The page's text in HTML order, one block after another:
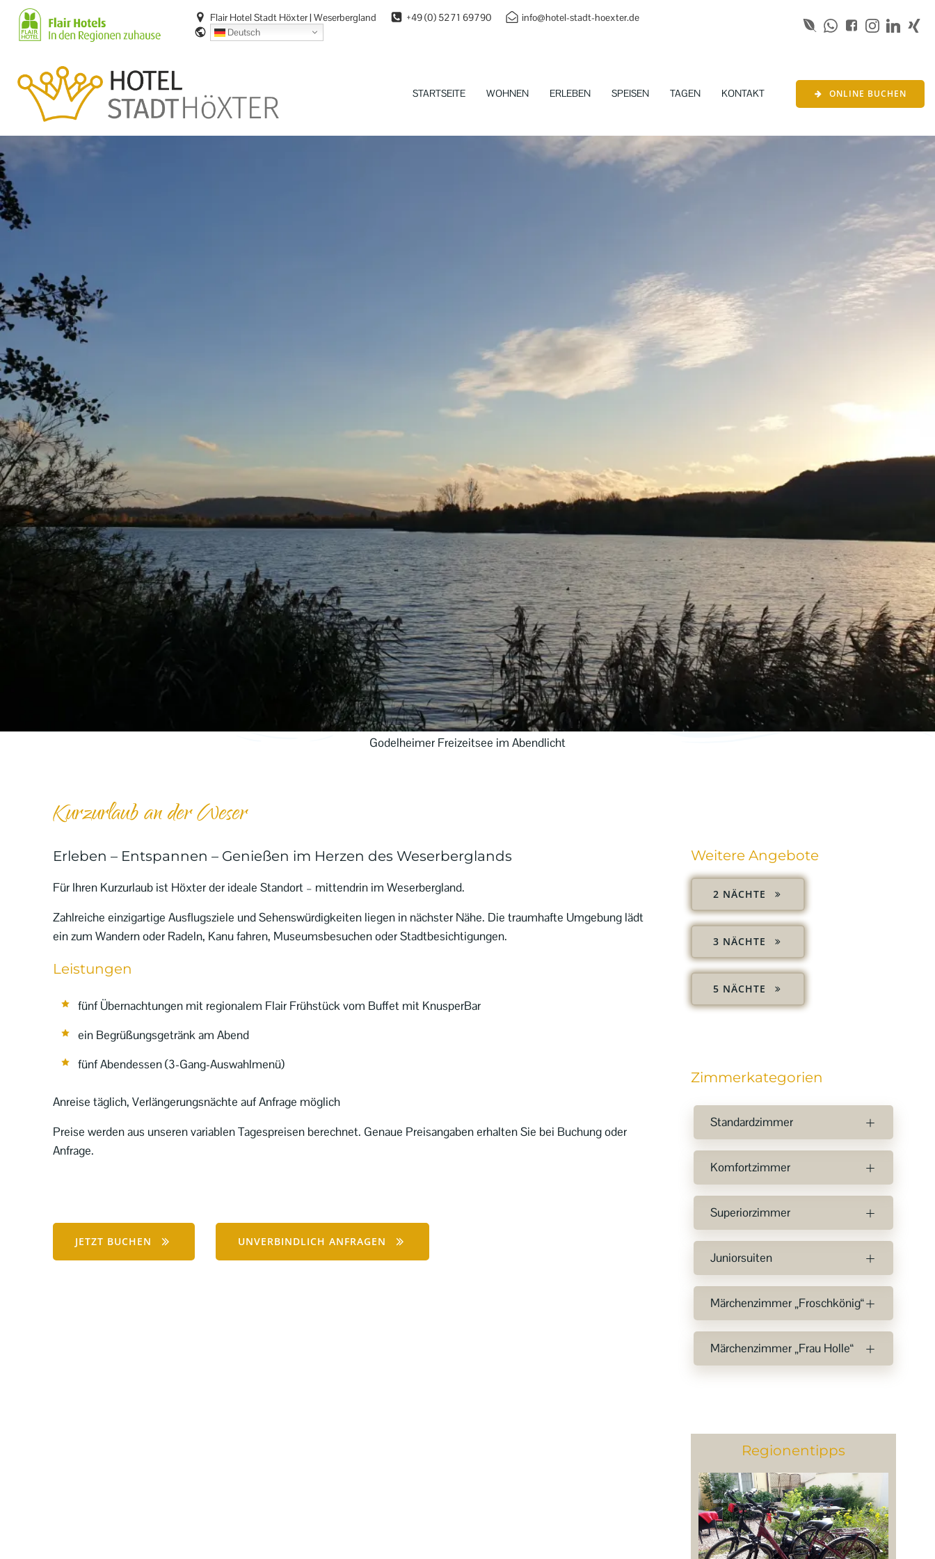
Zum
Inhalt
springen
Flair Hotel Stadt Höxter | Weserbergland +49 (0) 5271 69790 info@hotel-stadt-hoexter.de
Deutsch
STARTSEITE WOHNEN ERLEBEN SPEISEN TAGEN KONTAKT ONLINE BUCHEN
Godelheimer Freizeitsee im Abendlicht
Kurzurlaub an der Weser
Erleben – Entspannen – Genießen im Herzen des Weserberglands
Für Ihren Kurzurlaub ist Höxter der ideale Standort – mittendrin im Weserbergland.
Zahlreiche einzigartige Ausflugsziele und Sehenswürdigkeiten liegen in nächster Nähe. Die traumhafte Umgebung lädt
ein zum Wandern oder Radeln, Kanu fahren, Museumsbesuchen oder Stadtbesichtigungen.
Leistungen
fünf Übernachtungen mit regionalem Flair Frühstück vom Buffet mit KnusperBar
ein Begrüßungsgetränk am Abend
fünf Abendessen (3-Gang-Auswahlmenü)
Anreise täglich, Verlängerungsnächte auf Anfrage möglich
Preise werden aus unseren variablen Tagespreisen berechnet. Genaue Preisangaben erhalten Sie bei Buchung oder
Anfrage.
JETZT BUCHEN UNVERBINDLICH ANFRAGEN
Weitere Angebote
2 NÄCHTE
3 NÄCHTE
5 NÄCHTE
Zimmerkategorien
Standardzimmer
Komfortzimmer
Superiorzimmer
Juniorsuiten
Märchenzimmer „Froschkönig“
Märchenzimmer „Frau Holle“
Regionentipps